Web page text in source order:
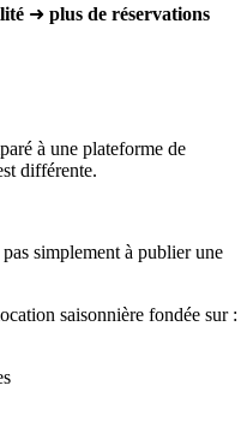
➜ plus de réservations
à une plateforme de
différente.
simplement à publier une
saisonnière fondée sur :